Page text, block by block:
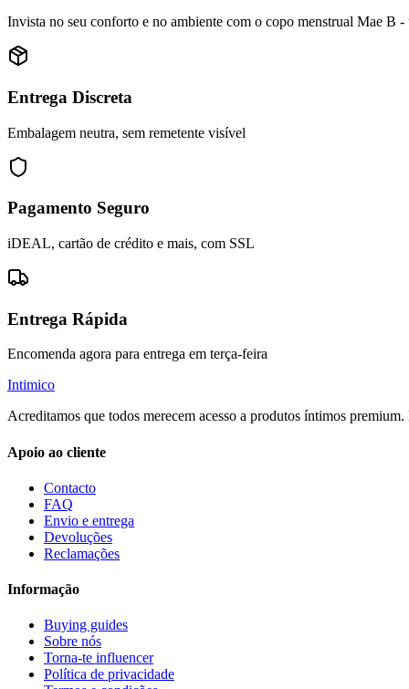
Invista no seu conforto e no ambiente com o copo menstrual Mae B
Entrega Discreta
Embalagem neutra, sem remetente visível
Pagamento Seguro
iDEAL, cartão de crédito e mais, com SSL
Entrega Rápida
Encomenda agora para entrega em terça-feira
Intimico
Acreditamos que todos merecem acesso a produtos íntimos
Apoio ao cliente
Contacto
FAQ
Envio e entrega
Devoluções
Reclamações
Informação
Buying guides
Sobre nós
Torna-te influencer
Política de privacidade